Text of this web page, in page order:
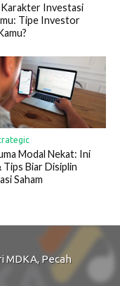
Karakter Investasi
Tipe Investor
Modal Nekat: Ini
Tips Biar Disiplin
Saham
MDKA, Pecah